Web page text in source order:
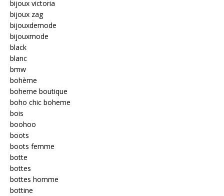
bijoux victoria
bijoux zag
bijouxdemode
bijouxmode
black
blanc
bmw
bohème
boheme boutique
boho chic boheme
bois
boohoo
boots
boots femme
botte
bottes
bottes homme
bottine